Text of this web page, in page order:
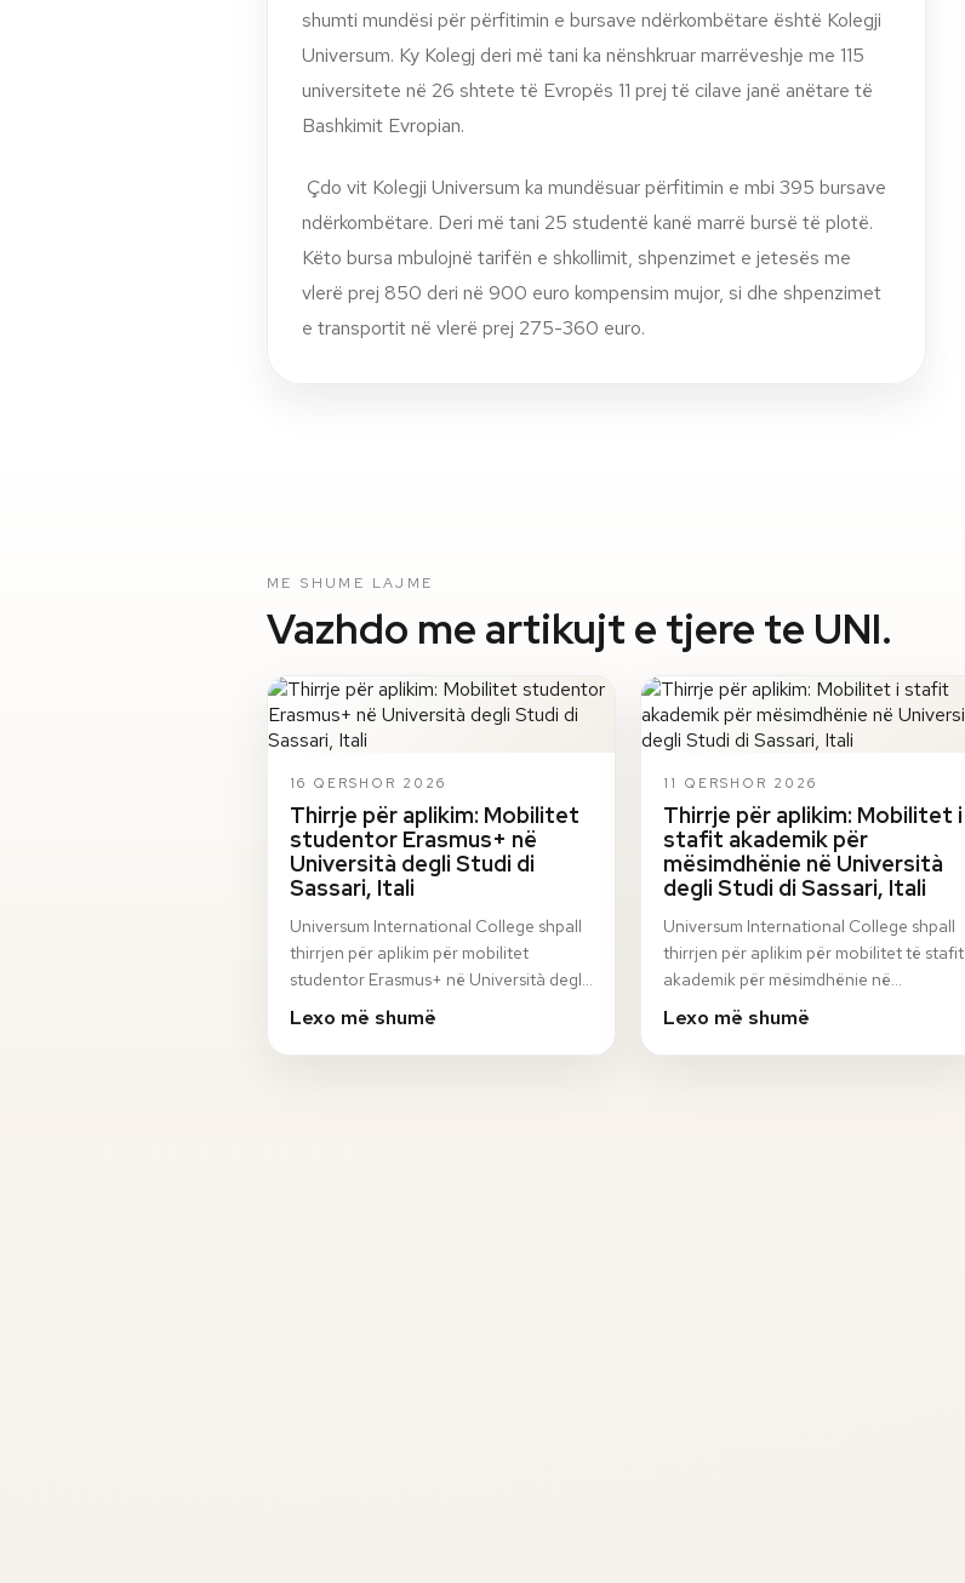
shumti mundësi për përfitimin e bursave ndërkombëtare është Kolegji
Universum. Ky Kolegj deri më tani ka nënshkruar marrëveshje me 115
universitete në 26 shtete të Evropës 11 prej të cilave janë anëtare të
Bashkimit Evropian.
Çdo vit Kolegji Universum ka mundësuar përfitimin e mbi 395 bursave
ndërkombëtare. Deri më tani 25 studentë kanë marrë bursë të plotë.
Këto bursa mbulojnë tarifën e shkollimit, shpenzimet e jetesës me
vlerë prej 850 deri në 900 euro kompensim mujor, si dhe shpenzimet
e transportit në vlerë prej 275-360 euro.
ME SHUME LAJME
Vazhdo me artikujt e tjere te UNI.
16 QERSHOR 2026
Thirrje për aplikim: Mobilitet
studentor Erasmus+ në
Università degli Studi di
Sassari, Itali
Universum International College shpall
thirrjen për aplikim për mobilitet
studentor Erasmus+ në Università degli
Studi di Sassari, Itali, për semestrin
Lexo më shumë
11 QERSHOR 2026
Thirrje për aplikim: Mobilitet i
stafit akademik për
mësimdhënie në Università
degli Studi di Sassari, Itali
Universum International College shpall
thirrjen për aplikim për mobilitet të stafit
akademik për mësimdhënie në
Università degli Studi di Sassari, Itali, në
Lexo më shumë